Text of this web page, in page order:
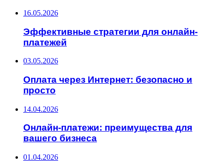
16.05.2026
Эффективные стратегии для онлайн-
платежей
03.05.2026
Оплата через Интернет: безопасно и
просто
14.04.2026
Онлайн-платежи: преимущества для
вашего бизнеса
01.04.2026